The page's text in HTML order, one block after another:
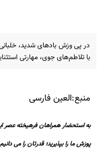
در پی وزش بادهای شدید، خلبانی
با تلاطم‌های جوی، مهارتی
منبع:العین فارسی
به استحضار همراهان فرهیخته عصر
پوزش ما را بپذیرید؛ قدرتان را می